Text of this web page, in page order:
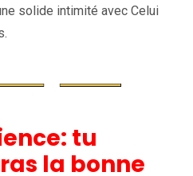
solide intimité avec Celui
tu
la bonne